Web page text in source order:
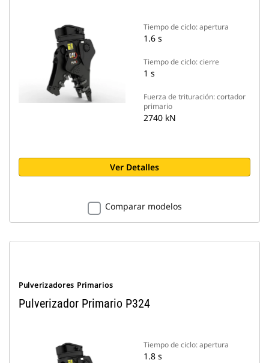
Tiempo de ciclo: apertura
1.6 s
Tiempo de ciclo: cierre
1 s
Fuerza de trituración: cortador
primario
2740 kN
Ver Detalles
Comparar modelos
Pulverizadores Primarios
Pulverizador Primario P324
Tiempo de ciclo: apertura
1.8 s